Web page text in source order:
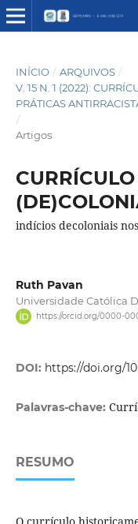
INÍCIO / ARQUIVOS /
V. 15 N. 1 (2022):
PRÁTICAS
/
Artigos
CURRÍCULO
indícios decoloniais
Ruth Pavan
Universidade Católica
https://orcid.org/0000-
DOI: https://doi.org/
Palavras-chave:
RESUMO